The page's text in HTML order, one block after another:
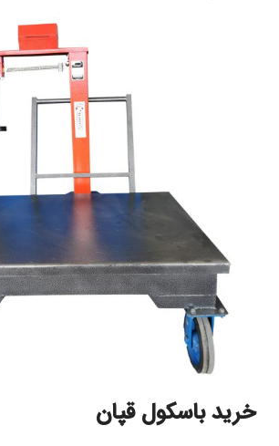
خرید باسکول قپان